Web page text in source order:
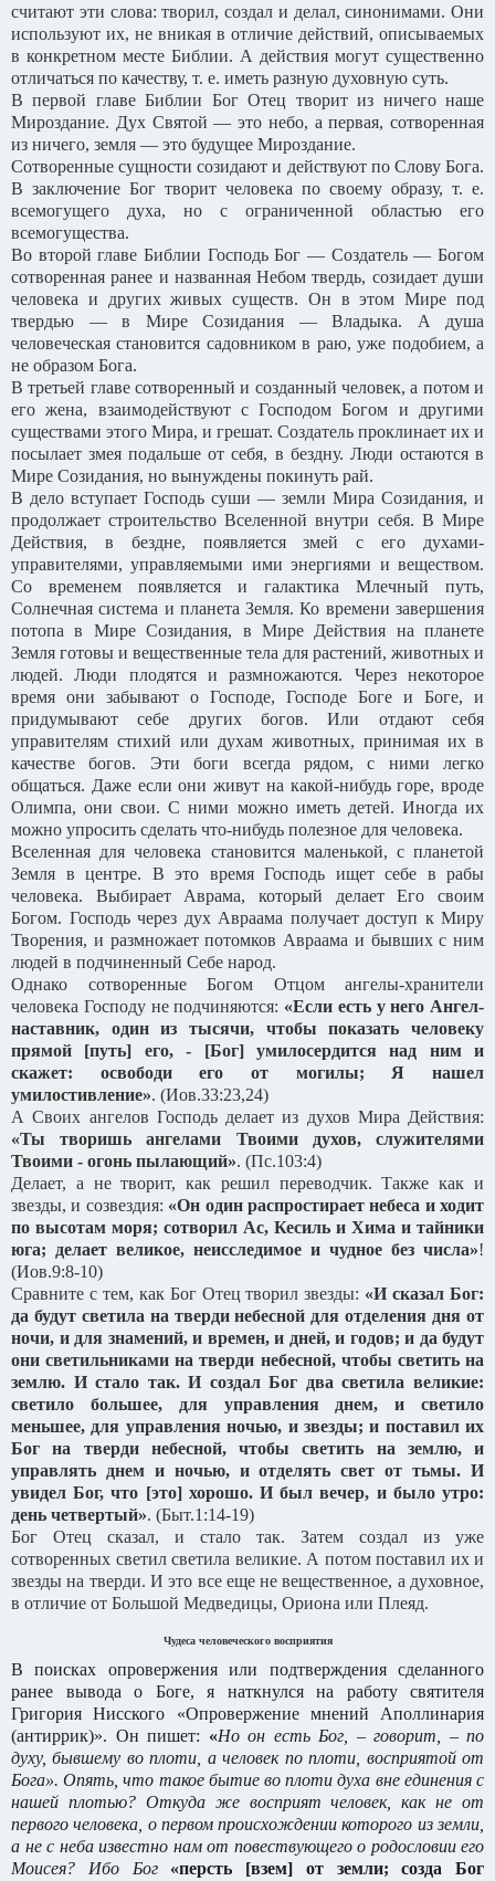
считают эти слова: творил, создал и делал, синонимами. Они
используют их, не вникая в отличие действий, описываемых
в конкретном месте Библии. А действия могут существенно
отличаться по качеству, т. е. иметь разную духовную суть.
В первой главе Библии Бог Отец творит из ничего наше
Мироздание. Дух Святой — это небо, а первая, сотворенная
из ничего, земля — это будущее Мироздание.
Сотворенные сущности созидают и действуют по Слову Бога.
В заключение Бог творит человека по своему образу, т. е.
всемогущего духа, но с ограниченной областью его
всемогущества.
Во второй главе Библии Господь Бог — Создатель — Богом
сотворенная ранее и названная Небом твердь, созидает души
человека и других живых существ. Он в этом Мире под
твердью — в Мире Созидания — Владыка. А душа
человеческая становится садовником в раю, уже подобием, а
не образом Бога.
В третьей главе сотворенный и созданный человек, а потом и
его жена, взаимодействуют с Господом Богом и другими
существами этого Мира, и грешат. Создатель проклинает их и
посылает змея подальше от себя, в бездну. Люди остаются в
Мире Созидания, но вынуждены покинуть рай.
В дело вступает Господь суши — земли Мира Созидания, и
продолжает строительство Вселенной внутри себя. В Мире
Действия, в бездне, появляется змей с его духами-
управителями, управляемыми ими энергиями и веществом.
Со временем появляется и галактика Млечный путь,
Солнечная система и планета Земля. Ко времени завершения
потопа в Мире Созидания, в Мире Действия на планете
Земля готовы и вещественные тела для растений, животных и
людей. Люди плодятся и размножаются. Через некоторое
время они забывают о Господе, Господе Боге и Боге, и
придумывают себе других богов. Или отдают себя
управителям стихий или духам животных, принимая их в
качестве богов. Эти боги всегда рядом, с ними легко
общаться. Даже если они живут на какой-нибудь горе, вроде
Олимпа, они свои. С ними можно иметь детей. Иногда их
можно упросить сделать что-нибудь полезное для человека.
Вселенная для человека становится маленькой, с планетой
Земля в центре. В это время Господь ищет себе в рабы
человека. Выбирает Аврама, который делает Его своим
Богом. Господь через дух Авраама получает доступ к Миру
Творения, и размножает потомков Авраама и бывших с ним
людей в подчиненный Себе народ.
Однако сотворенные Богом Отцом ангелы-хранители
человека Господу не подчиняются: «Если есть у него Ангел-
наставник, один из тысячи, чтобы показать человеку
прямой [путь] его, - [Бог] умилосердится над ним и
скажет: освободи его от могилы; Я нашел
умилостивление». (Иов.33:23,24)
А Своих ангелов Господь делает из духов Мира Действия:
«Ты творишь ангелами Твоими духов, служителями
Твоими - огонь пылающий». (Пс.103:4)
Делает, а не творит, как решил переводчик. Также как и
звезды, и созвездия: «Он один распростирает небеса и ходит
по высотам моря; сотворил Ас, Кесиль и Хима и тайники
юга; делает великое, неисследимое и чудное без числа»!
(Иов.9:8-10)
Сравните с тем, как Бог Отец творил звезды: «И сказал Бог:
да будут светила на тверди небесной для отделения дня от
ночи, и для знамений, и времен, и дней, и годов; и да будут
они светильниками на тверди небесной, чтобы светить на
землю. И стало так. И создал Бог два светила великие:
светило большее, для управления днем, и светило
меньшее, для управления ночью, и звезды; и поставил их
Бог на тверди небесной, чтобы светить на землю, и
управлять днем и ночью, и отделять свет от тьмы. И
увидел Бог, что [это] хорошо. И был вечер, и было утро:
день четвертый». (Быт.1:14-19)
Бог Отец сказал, и стало так. Затем создал из уже
сотворенных светил светила великие. А потом поставил их и
звезды на тверди. И это все еще не вещественное, а духовное,
в отличие от Большой Медведицы, Ориона или Плеяд.
Чудеса человеческого восприятия
В поисках опровержения или подтверждения сделанного
ранее вывода о Боге, я наткнулся на работу святителя
Григория Нисского «Опровержение мнений Аполлинария
(антиррик)». Он пишет: «Но он есть Бог, – говорит, – по
духу, бывшему во плоти, а человек по плоти, восприятой от
Бога». Опять, что такое бытие во плоти духа вне единения с
нашей плотью? Откуда же восприят человек, как не от
первого человека, о первом происхождении которого из земли,
а не с неба известно нам от повествующего о родословии его
Моисея? Ибо Бог «персть [взем] от земли; созда Бог